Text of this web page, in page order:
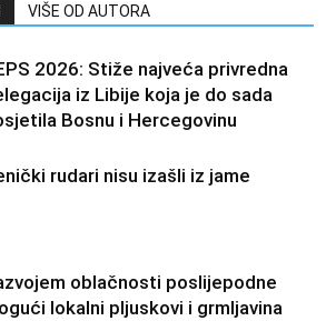
VIŠE OD AUTORA
2026: Stiže najveća privredna
iz Libije koja je do sada
Bosnu i Hercegovinu
rudari nisu izašli iz jame
oblačnosti poslijepodne
lokalni pljuskovi i grmljavina